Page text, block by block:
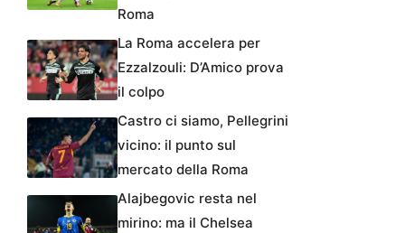
Roma
La Roma accelera per
Ezzalzouli: D’Amico prova
il colpo
Castro ci siamo, Pellegrini
vicino: il punto sul
mercato della Roma
Alajbegovic resta nel
mirino: ma il Chelsea